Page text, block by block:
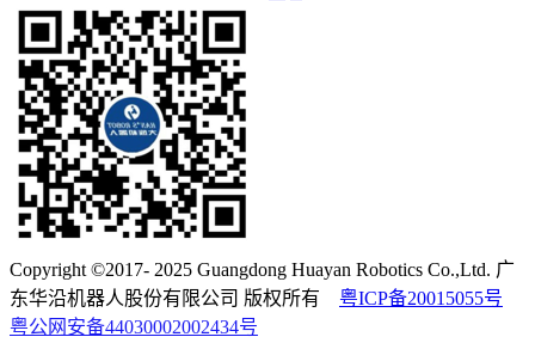
Copyright ©2017- 2025 Guangdong Huayan Robotics Co.,Ltd. 广
东华沿机器人股份有限公司 版权所有 粤ICP备20015055号
粤公网安备44030002002434号